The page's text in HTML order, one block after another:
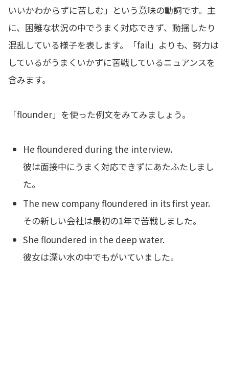
いいかわからずに苦しむ」という意味の動詞です。主
に、困難な状況の中でうまく対応できず、動揺したり
混乱している様子を表します。「fail」よりも、努力は
しているがうまくいかずに苦戦しているニュアンスを
含みます。
「flounder」を使った例文をみてみましょう。
He floundered during the interview.
彼は面接中にうまく対応できずにあたふたしまし
た。
The new company floundered in its first year.
その新しい会社は最初の1年で苦戦しました。
She floundered in the deep water.
彼女は深い水の中でもがいていました。